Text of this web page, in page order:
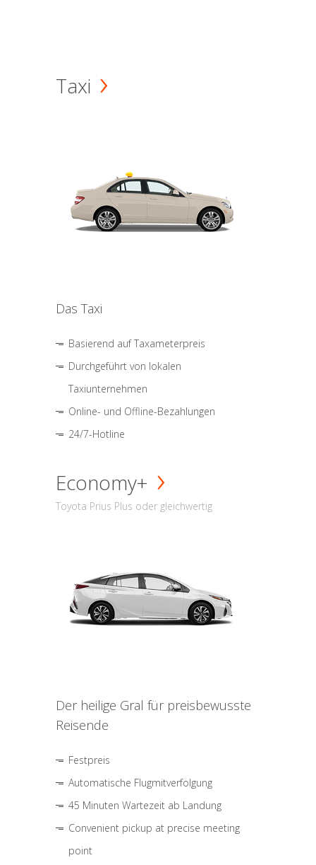
Taxi
Das Taxi
Basierend auf Taxameterpreis
Durchgeführt von lokalen
Taxiunternehmen
Online- und Offline-Bezahlungen
24/7-Hotline
Economy+
Toyota Prius Plus oder gleichwertig
Der heilige Gral für preisbewusste
Reisende
Festpreis
Automatische Flugmitverfolgung
45 Minuten Wartezeit ab Landung
Convenient pickup at precise meeting
point